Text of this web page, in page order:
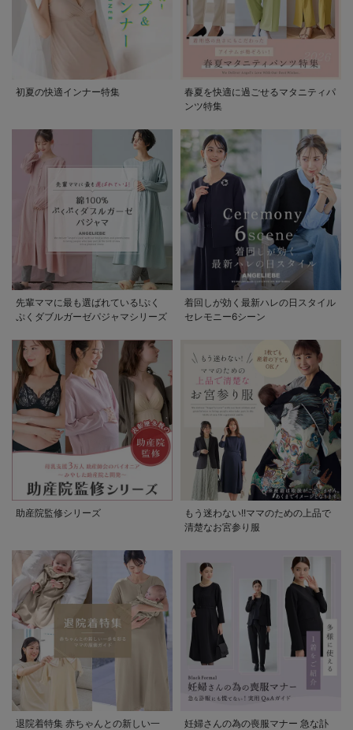
初夏の快適インナー特集
春夏を快適に過ごせるマタニティパ
ンツ特集
先輩ママに最も選ばれている!ぷく
ぷくダブルガーゼパジャマシリーズ
着回しが効く最新ハレの日スタイル
セレモニー6シーン
助産院監修シリーズ
もう迷わない!!ママのための上品で
清楚なお宮参り服
退院着特集 赤ちゃんとの新しい一
妊婦さんの為の喪服マナー 急な訃